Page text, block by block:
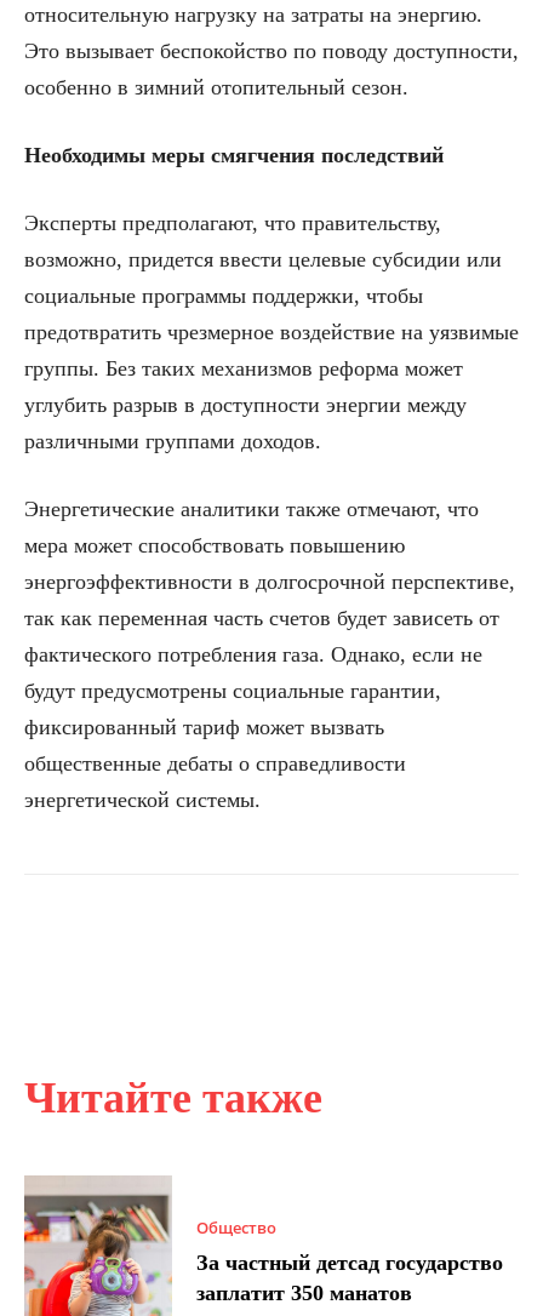
Читайте также
Общество
За частный детсад государство
заплатит 350 манатов
относительную нагрузку на затраты на энергию.
Это вызывает беспокойство по поводу доступности,
особенно в зимний отопительный сезон.
Необходимы меры смягчения последствий
Эксперты предполагают, что правительству,
возможно, придется ввести целевые субсидии или
социальные программы поддержки, чтобы
предотвратить чрезмерное воздействие на уязвимые
группы. Без таких механизмов реформа может
углубить разрыв в доступности энергии между
различными группами доходов.
Энергетические аналитики также отмечают, что
мера может способствовать повышению
энергоэффективности в долгосрочной перспективе,
так как переменная часть счетов будет зависеть от
фактического потребления газа. Однако, если не
будут предусмотрены социальные гарантии,
фиксированный тариф может вызвать
общественные дебаты о справедливости
энергетической системы.